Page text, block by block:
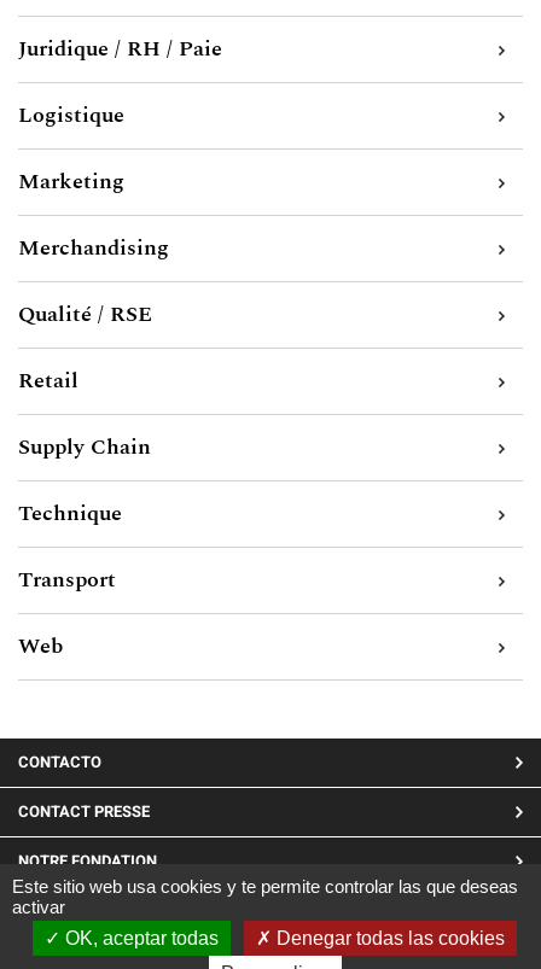
Juridique / RH / Paie
Logistique
Marketing
Merchandising
Qualité / RSE
Retail
Supply Chain
Technique
Transport
Web
MENU
PIED
DE
PAGE
CONTACTO
CONTACT PRESSE
NOTRE FONDATION
LINKEDIN
Site réalisé par CARGO ©2019
Este sitio web usa cookies y te permite controlar las que deseas
activar
OK, aceptar todas
Denegar todas las cookies